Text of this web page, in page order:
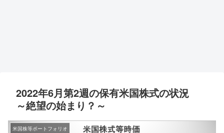
2022年6月第2週の保有米国株式の状況
～絶望の始まり？～
米国株等ポートフォリオ